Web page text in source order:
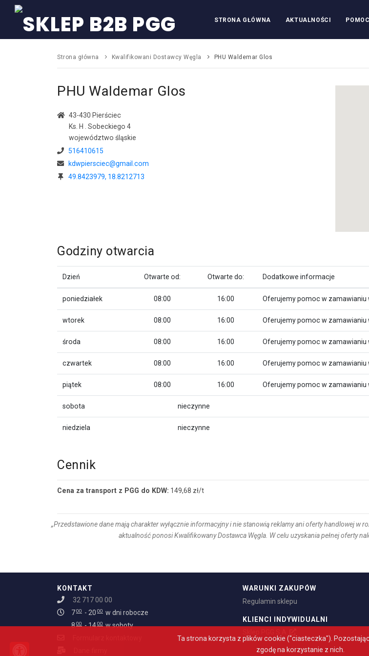
Przejdź do głównej treści
STRONA GŁÓWNA AKTUALNOŚCI POMOC
Strona główna Kwalifikowani Dostawcy Węgla PHU Waldemar Glos
PHU Waldemar Glos
43-430 Pierściec
Ks. H . Sobeckiego 4
województwo śląskie
516410615
kdwpiersciec@gmail.com
49.8423979, 18.8212713
Godziny otwarcia
Dzień Otwarte od: Otwarte do: Dodatkowe informacje
poniedziałek 08:00 16:00 Oferujemy pomoc w zamawianiu
wtorek 08:00 16:00 Oferujemy pomoc w zamawianiu
środa 08:00 16:00 Oferujemy pomoc w zamawianiu
czwartek 08:00 16:00 Oferujemy pomoc w zamawianiu
piątek 08:00 16:00 Oferujemy pomoc w zamawianiu
sobota nieczynne
niedziela nieczynne
Cennik
Cena za transport z PGG do KDW: 149,68 zł/t
„Przedstawione dane mają charakter wyłącznie informacyjny i nie stanowią reklamy ani oferty handlowej
aktualność ponosi Kwalifikowany Dostawca Węgla. W celu uzyskania pełnej oferty
KONTAKT
32 717 00 00 Godziny otwarcia infolinii: Od 7:00 do 20:00 w dni robocze oraz od 8:00 do 14:00 w
700 - 20 00 w dni robocze
800 - 1400 w soboty
WARUNKI ZAKUPÓW
Regulamin sklepu
KLIENCI INDYWIDUALNI
Ta strona korzysta z plików cookie ("ciasteczka").
zgodę na korzystanie z nich.